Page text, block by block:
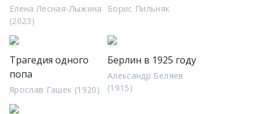
Елена Лесная-Лыжина
(2023)
Борис Пильняк
Трагедия одного
попа
Ярослав Гашек (1920)
Берлин в 1925 году
Александр Беляев
(1915)